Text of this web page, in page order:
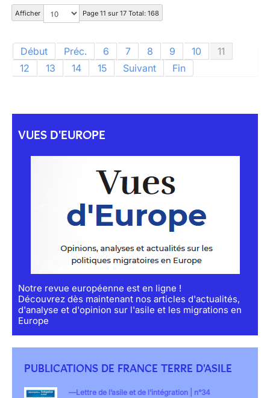
Afficher Page 11 sur 17 Total: 168
Début Préc. 6 7 8 9 10
11
12
13 14 15 Suivant Fin
VUES D'EUROPE
Notre revue européenne est en ligne !
Découvrez dès maintenant nos articles d'actualités,
d'analyse et d'opinion sur l'asile et les migrations en
Europe
PUBLICATIONS DE FRANCE TERRE D'ASILE
Lettre de l’asile et de l’intégration | n°34